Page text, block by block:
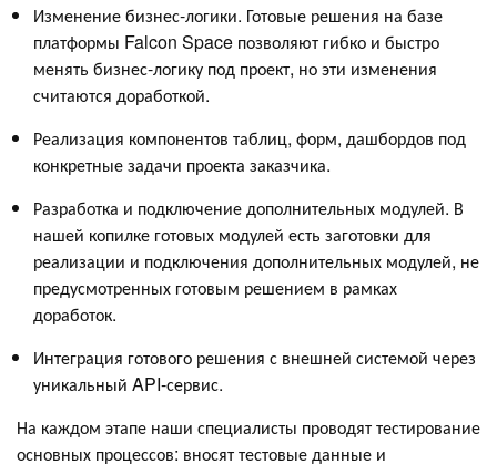
Изменение бизнес-логики. Готовые решения на базе
платформы Falcon Space позволяют гибко и быстро
менять бизнес-логику под проект, но эти изменения
считаются доработкой.
Реализация компонентов таблиц, форм, дашбордов под
конкретные задачи проекта заказчика.
Разработка и подключение дополнительных модулей. В
нашей копилке готовых модулей есть заготовки для
реализации и подключения дополнительных модулей, не
предусмотренных готовым решением в рамках
доработок.
Интеграция готового решения с внешней системой через
уникальный API-сервис.
На каждом этапе наши специалисты проводят тестирование
основных процессов: вносят тестовые данные и